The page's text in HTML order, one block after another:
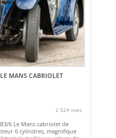
MANS CABRIOLET
2 524 vues
6 Le Mans cabriolet de
6 cylindres, magnifique